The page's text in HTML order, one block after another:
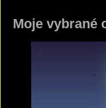
Moje vybrané